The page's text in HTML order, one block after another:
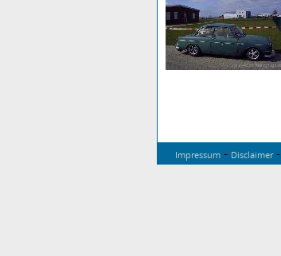
Impressum - Disclaimer-